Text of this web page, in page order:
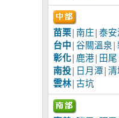
苗栗│ 南庄 泰安
台中 谷關溫泉
彰化│ 鹿港│
田尾
南投│ 日月潭 清
雲林│ 古坑